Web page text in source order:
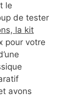
le
de tester
la kit
pour votre
avons